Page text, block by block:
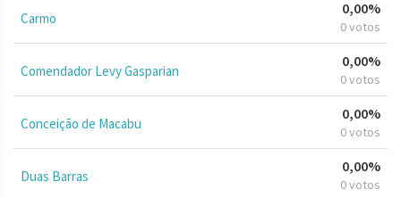
Carmo
0,00%
0 votos
Comendador Levy Gasparian
0,00%
0 votos
Conceição de Macabu
0,00%
0 votos
Duas Barras
0,00%
0 votos